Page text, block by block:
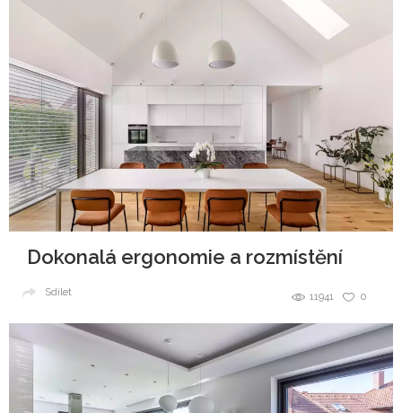
Dokonalá ergonomie a rozmístění
0
11941
Sdílet